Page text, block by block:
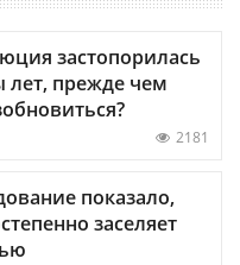
застопорилась
прежде чем
2181
показало,
заселяет